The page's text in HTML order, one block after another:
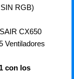
RGB)
CX650
Ventiladores
con los